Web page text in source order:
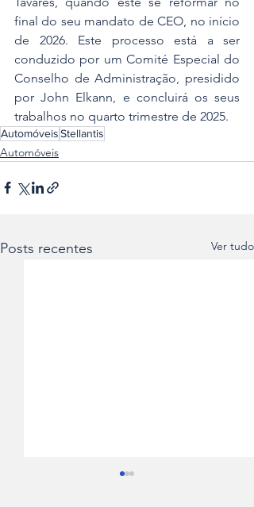
final do seu mandato de CEO, no início
de 2026. Este processo está a ser
conduzido por um Comité Especial do
Conselho de Administração, presidido
por John Elkann, e concluirá os seus
trabalhos no quarto trimestre de 2025.
AutomóveisStellantis
Automóveis
Posts recentes Ver tudo